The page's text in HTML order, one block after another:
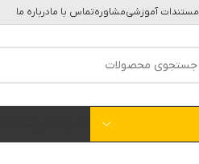
مستندات آموزشیمشاورهتماس با مادرباره ما